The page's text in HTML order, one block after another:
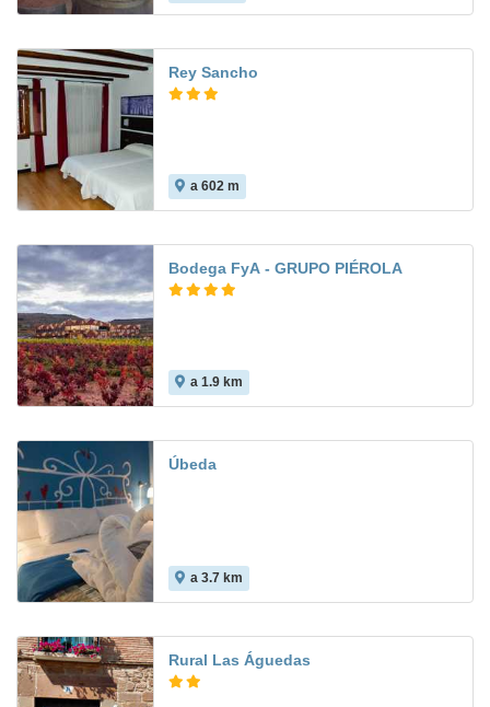
Rey Sancho
a 602 m
Bodega FyA - GRUPO PIÉROLA
a 1.9 km
Úbeda
a 3.7 km
Rural Las Águedas